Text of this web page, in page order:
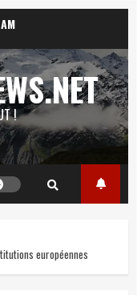
!
européennes